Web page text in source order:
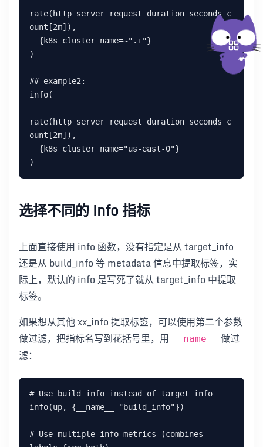
rate(http_server_request_duration_seconds_c
ount[2m]),
)
## example2:
info(
rate(http_server_request_duration_seconds_c
ount[2m]),
选择不同的 info 指标
上面直接使用 info 函数，没有指定是从 target_info
还是从 build_info 等 metadata 信息中提取标签，实
际上，默认的 info 是写死了就从 target_info 中提取
标签。
如果想从其他 xx_info 提取标签，可以使用第二个参数
做过滤，把指标名写到花括号里，用
__name__
做过
滤：
# Use build_info instead of target_info
info(up, {__name__="build_info"})
# Use multiple info metrics (combines